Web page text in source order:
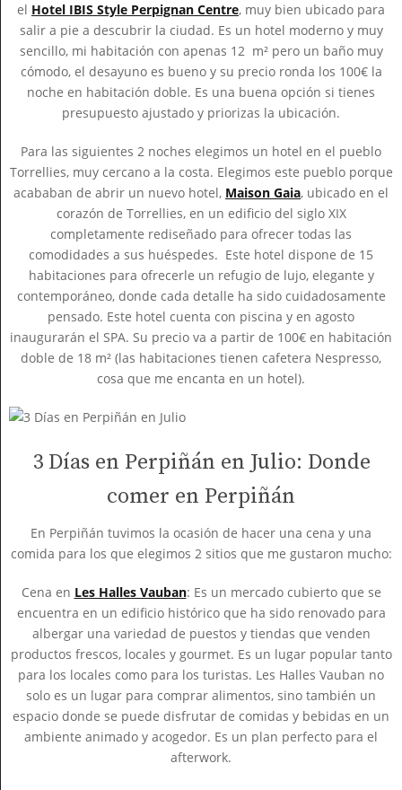
el Hotel IBIS Style Perpignan Centre, muy bien ubicado para
salir a pie a descubrir la ciudad. Es un hotel moderno y muy
sencillo, mi habitación con apenas 12 m² pero un baño muy
cómodo, el desayuno es bueno y su precio ronda los 100€ la
noche en habitación doble. Es una buena opción si tienes
presupuesto ajustado y priorizas la ubicación.
Para las siguientes 2 noches elegimos un hotel en el pueblo
Torrellies, muy cercano a la costa. Elegimos este pueblo porque
acababan de abrir un nuevo hotel, Maison Gaia, ubicado en el
corazón de Torrellies, en un edificio del siglo XIX
completamente rediseñado para ofrecer todas las
comodidades a sus huéspedes. Este hotel dispone de 15
habitaciones para ofrecerle un refugio de lujo, elegante y
contemporáneo, donde cada detalle ha sido cuidadosamente
pensado. Este hotel cuenta con piscina y en agosto
inaugurarán el SPA. Su precio va a partir de 100€ en habitación
doble de 18 m² (las habitaciones tienen cafetera Nespresso,
cosa que me encanta en un hotel).
3 Días en Perpiñán en Julio: Donde
comer en Perpiñán
En Perpiñán tuvimos la ocasión de hacer una cena y una
comida para los que elegimos 2 sitios que me gustaron mucho:
Cena en Les Halles Vauban: Es un mercado cubierto que se
encuentra en un edificio histórico que ha sido renovado para
albergar una variedad de puestos y tiendas que venden
productos frescos, locales y gourmet. Es un lugar popular tanto
para los locales como para los turistas. Les Halles Vauban no
solo es un lugar para comprar alimentos, sino también un
espacio donde se puede disfrutar de comidas y bebidas en un
ambiente animado y acogedor. Es un plan perfecto para el
afterwork.